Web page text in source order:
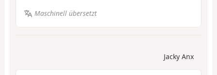
Maschinell übersetzt
Jacky Anx